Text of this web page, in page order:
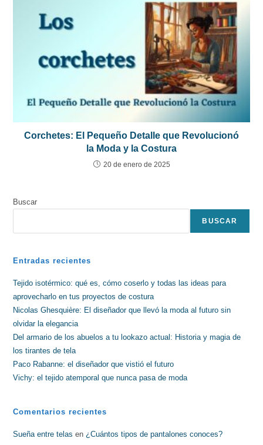
Corchetes: El Pequeño Detalle que Revolucionó
la Moda y la Costura
20 de enero de 2025
Buscar
BUSCAR
Entradas recientes
Tejido isotérmico: qué es, cómo coserlo y todas las ideas para
aprovecharlo en tus proyectos de costura
Nicolas Ghesquière: El diseñador que llevó la moda al futuro sin
olvidar la elegancia
Del armario de los abuelos a tu lookazo actual: Historia y magia de
los tirantes de tela
Paco Rabanne: el diseñador que vistió el futuro
Vichy: el tejido atemporal que nunca pasa de moda
Comentarios recientes
Sueña entre telas en¿Cuántos tipos de pantalones conoces?